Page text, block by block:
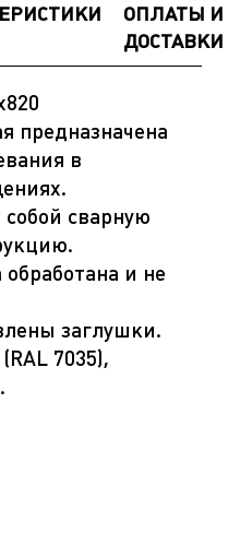
ОПЛАТЫ И
ДОСТАВКИ
предназначена
в
собой сварную
и не
заглушки.
7035),